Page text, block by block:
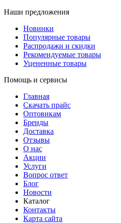
Наши предложения
Новинки
Популярные товары
Распродажи и скидки
Рекомендуемые товары
Уцененные товары
Помощь и сервисы
Главная
Скачать прайс
Оптовикам
Бренды
Доставка
Отзывы
О нас
Акции
Услуги
Вопрос ответ
Блог
Новости
Каталог
Контакты
Карта сайта